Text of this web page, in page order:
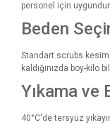
personel için uygundur.
Beden
Standart scrubs
kaldığınızda boy-kilo
Yıkama ve
40°C'de tersyüz